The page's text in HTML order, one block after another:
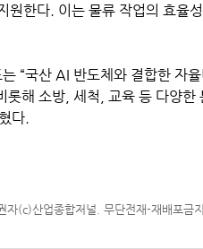
원한다. 이는 물류 작업의 효율
“국산 AI 반도체와 결합한 자
롯해 소방, 세척, 교육 등 다양
다.
자(c)산업종합저널. 무단전재-재배포금지